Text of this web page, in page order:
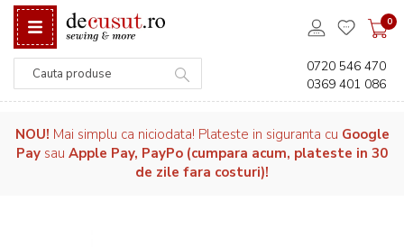
0
0720 546 470
0369 401 086
NOU! Mai simplu ca niciodata! Plateste in siguranta cu Google
Pay sau Apple Pay, PayPo (cumpara acum, plateste in 30
de zile fara costuri)!